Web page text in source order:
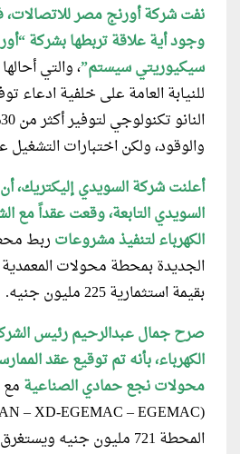
نفت شركة أورنج مصر للاتصالات،
وجود أية علاقة تربطها بشركة
سيكيوريتي سيستم”، والتي
للنيابة العامة على خلفية ادعاء
والوقود، ولكن اختبارات
أعلنت شركة السويدي إليكتريك،
السويدي التابعة، وقعت عقداً مع
الكهرباء لتنفيذ مشروعات ربط
بقيمة استثمارية 225 مليون جنيه.
صرح جمال عبدالرحيم رئيس
الكهرباء، بأنه تم توقيع عقد
محولات نجع حمادي الصناعية
المحطة 721 مليون جنيه ويستغرق تنفيذها 12 شهرًا.